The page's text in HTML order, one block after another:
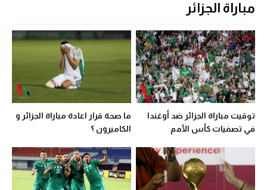
مباراة الجزائر
توقيت مباراة الجزائر ضد أوغندا
في تصفيات كأس الأمم
ما صحة قرار اعادة مباراة الجزائر و
الكاميرون ؟